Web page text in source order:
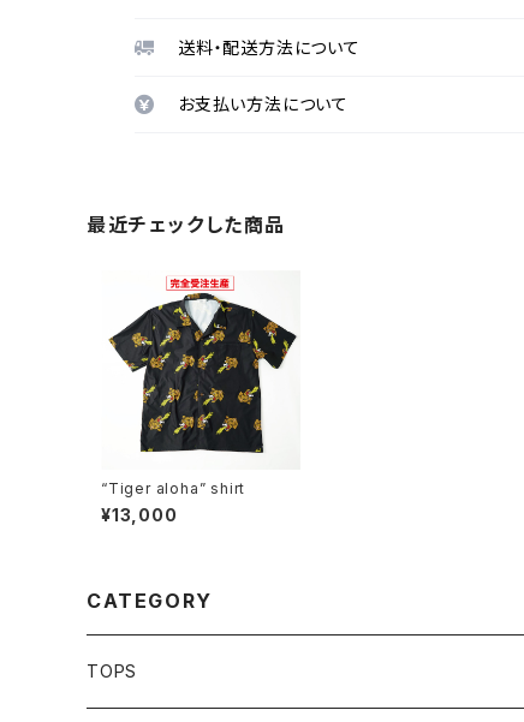
送料・配送方法について
お支払い方法について
最近チェックした商品
“Tiger aloha” shirt
¥13,000
CATEGORY
TOPS